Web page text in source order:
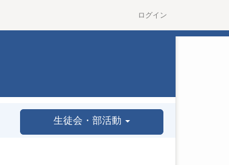
ログイン
生徒会・部活動